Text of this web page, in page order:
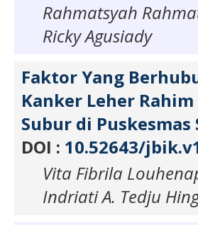
Rahmatsyah
Ricky Agusiady
Faktor Yang
Kanker Leher
Subur di
DOI : 10.52643/
Vita Fibrila
Indriati A. Tedju